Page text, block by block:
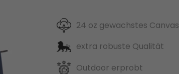
24 oz gewachstes Canvas
extra robuste Qualität
Outdoor erprobt